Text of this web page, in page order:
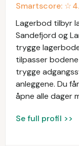
Smartscore: ☆
Lagerbod tilbyr
Sandefjord og
trygge
tilpasser
trygge
anleggene. Du
åpne alle dager
Se full profil >>